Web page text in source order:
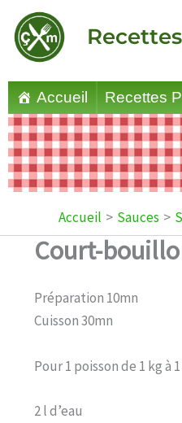
contenu
Accueil Recettes
Accueil Sauces
Court-
Préparation 10mn
Cuisson 30mn
Pour 1 poisson de 1 kg à
2 l d’eau